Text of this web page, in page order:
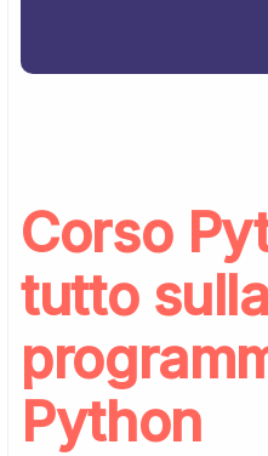
Corso
tutto sulla
Python